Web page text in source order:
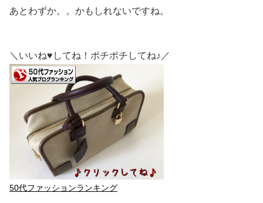
あとわずか。。かもしれないですね。
＼いいね♥してね！ポチポチしてね♪／
50代ファッションランキング